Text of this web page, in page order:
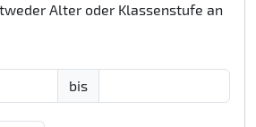
Alter oder Klassenstufe an
bis